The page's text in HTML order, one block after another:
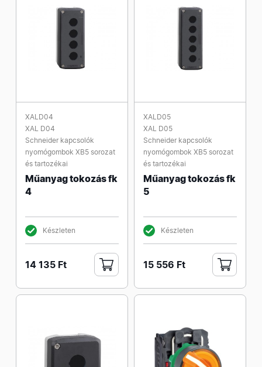
XALD04
XAL D04
Schneider kapcsolók
nyomógombok XB5 sorozat
és tartozékai
Műanyag tokozás fk
4
Készleten
14 135 Ft
XALD05
XAL D05
Schneider kapcsolók
nyomógombok XB5 sorozat
és tartozékai
Műanyag tokozás fk
5
Készleten
15 556 Ft